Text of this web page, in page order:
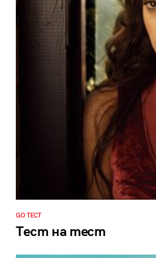
GO ТЕСТ
Тест на тест